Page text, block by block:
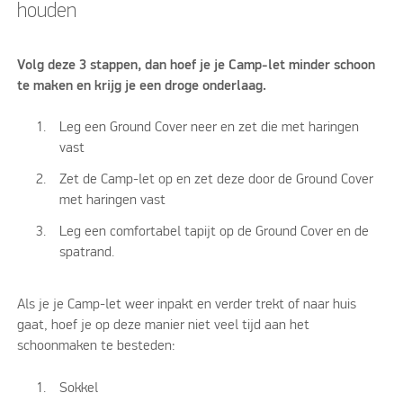
houden
Volg deze 3 stappen, dan hoef je je Camp-let minder schoon
te maken en krijg je een droge onderlaag.
Leg een Ground Cover neer en zet die met haringen
vast
Zet de Camp-let op en zet deze door de Ground Cover
met haringen vast
Leg een comfortabel tapijt op de Ground Cover en de
spatrand.
Als je je Camp-let weer inpakt en verder trekt of naar huis
gaat, hoef je op deze manier niet veel tijd aan het
schoonmaken te besteden:
Sokkel